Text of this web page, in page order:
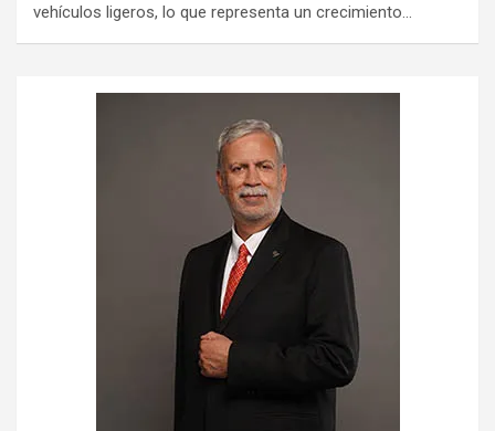
vehículos ligeros, lo que representa un crecimiento…